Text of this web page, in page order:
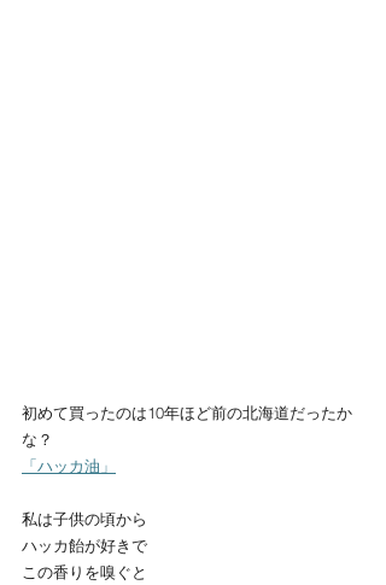
初めて買ったのは10年ほど前の北海道だったか
な？
「ハッカ油」
私は子供の頃から
ハッカ飴が好きで
この香りを嗅ぐと